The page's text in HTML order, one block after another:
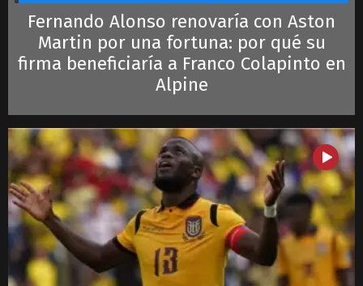
Fernando Alonso renovaría con Aston
Martin por una fortuna: por qué su
firma beneficiaría a Franco Colapinto en
Alpine